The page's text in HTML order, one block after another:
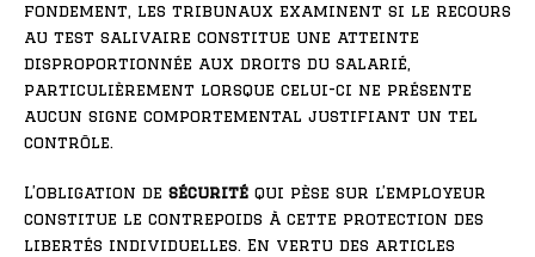
fondement, les tribunaux examinent si le recours
au test salivaire constitue une atteinte
disproportionnée aux droits du salarié,
particulièrement lorsque celui-ci ne présente
aucun signe comportemental justifiant un tel
contrôle.
L’obligation de sécurité qui pèse sur l’employeur
constitue le contrepoids à cette protection des
libertés individuelles. En vertu des articles